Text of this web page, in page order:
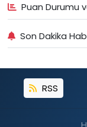
Puan Durumu
Son Dakika
RSS